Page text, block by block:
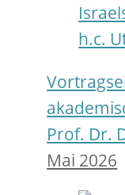
Prof. Dr.
Mai 2026